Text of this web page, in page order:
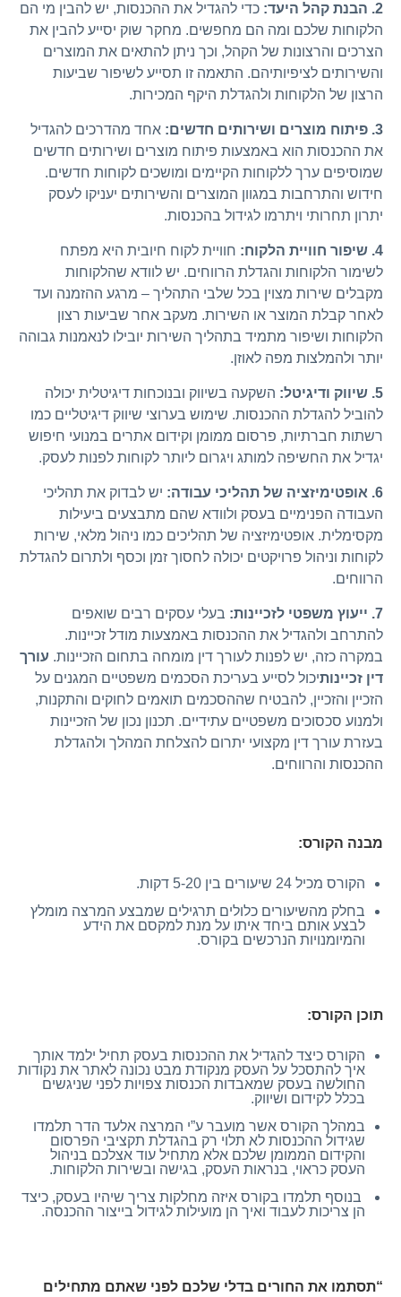
2. הבנת קהל היעד:
כדי להגדיל את ההכנסות, יש להבין מי הם
הלקוחות שלכם ומה הם מחפשים. מחקר שוק יסייע להבין את
הצרכים והרצונות של הקהל, וכך ניתן להתאים את המוצרים
והשירותים לציפיותיהם. התאמה זו תסייע לשיפור שביעות
הרצון של הלקוחות ולהגדלת היקף המכירות.
3. פיתוח מוצרים ושירותים חדשים:
אחד מהדרכים להגדיל
את ההכנסות הוא באמצעות פיתוח מוצרים ושירותים חדשים
שמוסיפים ערך ללקוחות הקיימים ומושכים לקוחות חדשים.
חידוש והתרחבות במגוון המוצרים והשירותים יעניקו לעסק
יתרון תחרותי ויתרמו לגידול בהכנסות.
4. שיפור חוויית הלקוח:
חוויית לקוח חיובית היא מפתח
לשימור הלקוחות והגדלת הרווחים. יש לוודא שהלקוחות
מקבלים שירות מצוין בכל שלבי התהליך – מרגע ההזמנה ועד
לאחר קבלת המוצר או השירות. מעקב אחר שביעות רצון
הלקוחות ושיפור מתמיד בתהליך השירות יובילו לנאמנות גבוהה
יותר ולהמלצות מפה לאוזן.
5. שיווק ודיגיטל:
השקעה בשיווק ובנוכחות דיגיטלית יכולה
להוביל להגדלת ההכנסות. שימוש בערוצי שיווק דיגיטליים כמו
רשתות חברתיות, פרסום ממומן וקידום אתרים במנועי חיפוש
יגדיל את החשיפה למותג ויגרום ליותר לקוחות לפנות לעסק.
6. אופטימיזציה של תהליכי עבודה:
יש לבדוק את תהליכי
העבודה הפנימיים בעסק ולוודא שהם מתבצעים ביעילות
מקסימלית. אופטימיזציה של תהליכים כמו ניהול מלאי, שירות
לקוחות וניהול פרויקטים יכולה לחסוך זמן וכסף ולתרום להגדלת
הרווחים.
7. ייעוץ משפטי לזכיינות:
בעלי עסקים רבים שואפים
להתרחב ולהגדיל את ההכנסות באמצעות מודל זכיינות.
במקרה כזה, יש לפנות לעורך דין מומחה בתחום הזכיינות. עורך
דין זכיינותיכול לסייע בעריכת הסכמים משפטיים המגנים על
הזכיין והזכיין, להבטיח שההסכמים תואמים לחוקים והתקנות,
ולמנוע סכסוכים משפטיים עתידיים. תכנון נכון של הזכיינות
בעזרת עורך דין מקצועי יתרום להצלחת המהלך ולהגדלת
ההכנסות והרווחים.
מבנה הקורס:
הקורס מכיל 24 שיעורים בין 5-20 דקות.
בחלק מהשיעורים כלולים תרגילים שמבצע המרצה מומלץ
לבצע אותם ביחד איתו על מנת למקסם את הידע
והמיומנויות הנרכשים בקורס.
תוכן הקורס:
הקורס כיצד להגדיל את ההכנסות בעסק תחיל ילמד אותך
איך להתסכל על העסק מנקודת מבט נכונה לאתר את נקודות
החולשה בעסק שמאבדות הכנסות צפויות לפני שניגשים
בכלל לקידום ושיווק.
במהלך הקורס אשר מועבר ע”י המרצה אלעד הדר תלמדו
שגידול ההכנסות לא תלוי רק בהגדלת תקציבי הפרסום
והקידום הממומן שלכם אלא מתחיל עוד אצלכם בניהול
העסק כראוי, בנראות העסק, בגישה ובשירות הלקוחות.
בנוסף תלמדו בקורס איזה מחלקות צריך שיהיו בעסק, כיצד
הן צריכות לעבוד ואיך הן מועילות לגידול בייצור ההכנסה.
“תסתמו את החורים בדלי שלכם לפני שאתם מתחילים